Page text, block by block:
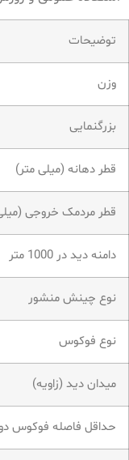
توضیحات
وزن
بزرگنمایی
قطر دهانه (میلی متر)
قطر مردمک خروجی
دامنه دید در 1000 متر
نوع چینش منشور
نوع فوکوس
میدان دید (زاویه)
حداقل فاصله فوکوس